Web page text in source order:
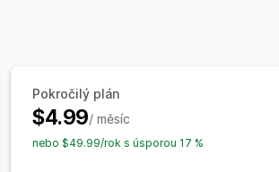
akce
Syndikace recenzí
Pokročilý plán
$4.99/ měsíc
nebo $49.99/rok s úsporou 17 %